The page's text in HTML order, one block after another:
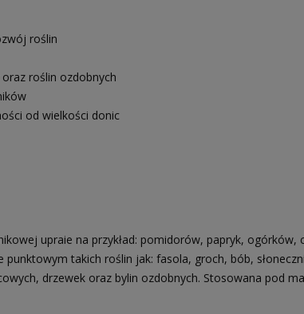
roślin
roślin ozdobnych
od wielkości donic
upraie na przykład: pomidorów, papryk, ogórków,
takich roślin jak: fasola, groch, bób,
drzewek oraz bylin ozdobnych. Stosowana pod